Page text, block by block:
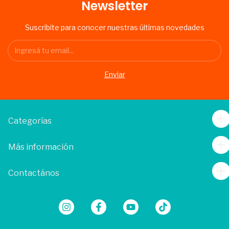
Newsletter
Suscribite para conocer nuestras últimas novedades
Categorías
Más información
Contactános